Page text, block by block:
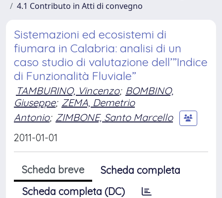
4.1 Contributo in Atti di convegno
Sistemazioni ed ecosistemi di
fiumara in Calabria: analisi di un
caso studio di valutazione dell’”Indice
di Funzionalità Fluviale”
TAMBURINO, Vincenzo; BOMBINO,
Giuseppe; ZEMA, Demetrio
Antonio; ZIMBONE, Santo Marcello
2011-01-01
Scheda breve
Scheda completa
Scheda completa (DC)